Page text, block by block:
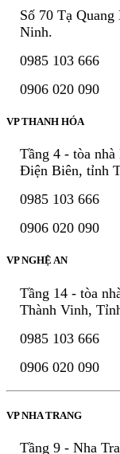
Số 70 Tạ
Ninh.
0985 103 666
0906 020 090
VP THANH HÓA
Tầng 4 - tòa
Điện Biên, tỉnh
0985 103 666
0906 020 090
VP NGHỆ AN
Tầng 14 - tòa
Thành Vinh,
0985 103 666
0906 020 090
VP NHA TRANG
Tầng 9 - Nha